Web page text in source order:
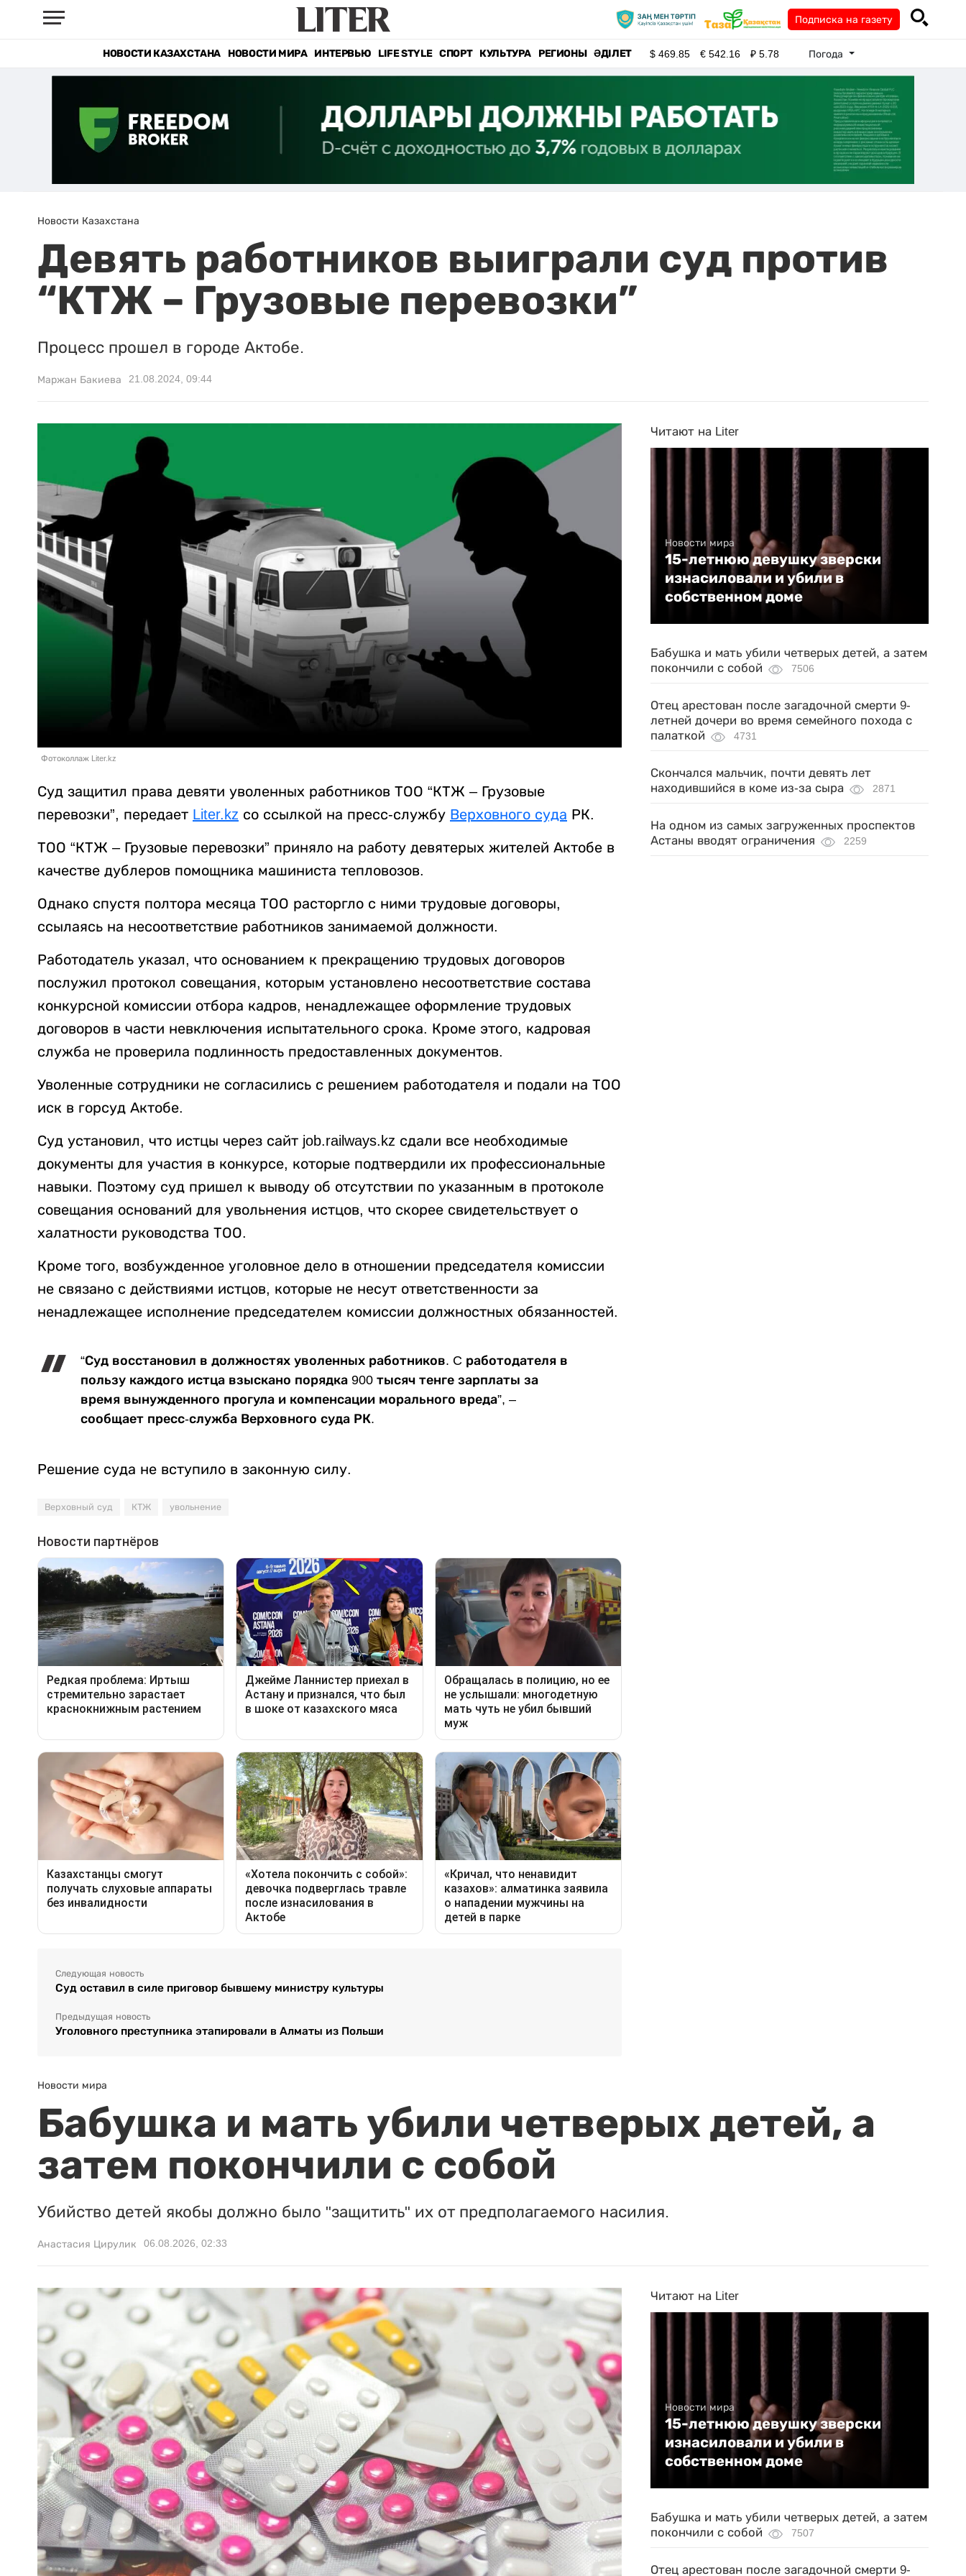
Подписка на газету
НОВОСТИ КАЗАХСТАНА НОВОСТИ МИРА ИНТЕРВЬЮ LIFE STYLE СПОРТ КУЛЬТУРА РЕГИОНЫ ӘДІЛЕТ $469.85 €542.16 ₽5.78 Погода
Новости Казахстана
Девять работников выиграли суд против
“КТЖ – Грузовые перевозки”
Процесс прошел в городе Актобе.
Маржан Бакиева 21.08.2024, 09:44
Фотоколлаж Liter.kz
Суд защитил права девяти уволенных работников ТОО “КТЖ – Грузовые
перевозки”, передает Liter.kz со ссылкой на пресс-службу Верховного суда РК.
ТОО “КТЖ – Грузовые перевозки” приняло на работу девятерых жителей Актобе в
качестве дублеров помощника машиниста тепловозов.
Однако спустя полтора месяца ТОО расторгло с ними трудовые договоры,
ссылаясь на несоответствие работников занимаемой должности.
Работодатель указал, что основанием к прекращению трудовых договоров
послужил протокол совещания, которым установлено несоответствие состава
конкурсной комиссии отбора кадров, ненадлежащее оформление трудовых
договоров в части невключения испытательного срока. Кроме этого, кадровая
служба не проверила подлинность предоставленных документов.
Уволенные сотрудники не согласились с решением работодателя и подали на ТОО
иск в горсуд Актобе.
Суд установил, что истцы через сайт job.railways.kz сдали все необходимые
документы для участия в конкурсе, которые подтвердили их профессиональные
навыки. Поэтому суд пришел к выводу об отсутствии по указанным в протоколе
совещания оснований для увольнения истцов, что скорее свидетельствует о
халатности руководства ТОО.
Кроме того, возбужденное уголовное дело в отношении председателя комиссии
не связано с действиями истцов, которые не несут ответственности за
ненадлежащее исполнение председателем комиссии должностных обязанностей.
“Суд восстановил в должностях уволенных работников. C работодателя в
пользу каждого истца взыскано порядка 900 тысяч тенге зарплаты за
время вынужденного прогула и компенсации морального вреда”, –
сообщает пресс-служба Верховного суда РК.
Решение суда не вступило в законную силу.
Верховный суд КТЖ увольнение
Следующая новость
Суд оставил в силе приговор бывшему министру культуры
Предыдущая новость
Уголовного преступника этапировали в Алматы из Польши
Читают на Liter
Новости мира
15-летнюю девушку зверски
изнасиловали и убили в
собственном доме
Бабушка и мать убили четверых детей, а затем
покончили с собой
7506
Отец арестован после загадочной смерти 9-
летней дочери во время семейного похода с
палаткой
4731
Скончался мальчик, почти девять лет
находившийся в коме из-за сыра
2871
На одном из самых загруженных проспектов
Астаны вводят ограничения
2259
Новости мира
Бабушка и мать убили четверых детей, а
затем покончили с собой
Убийство детей якобы должно было "защитить" их от предполагаемого насилия.
Анастасия Цирулик 06.08.2026, 02:33
Читают на Liter
Новости мира
15-летнюю девушку зверски
изнасиловали и убили в
собственном доме
Бабушка и мать убили четверых детей, а затем
покончили с собой
7507
Отец арестован после загадочной смерти 9-